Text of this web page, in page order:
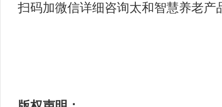
扫码加微信详细咨询太和智慧养老产